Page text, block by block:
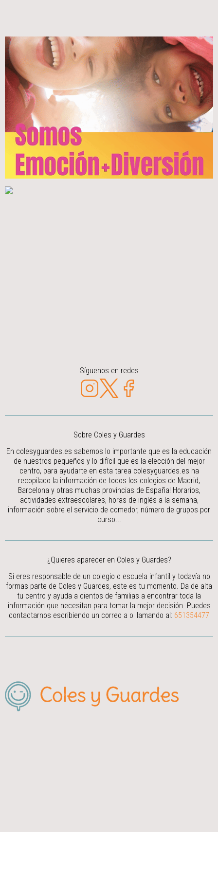
Síguenos en redes
Sobre Coles y Guardes
En colesyguardes.es sabemos lo importante que es la educación
de nuestros pequeños y lo difícil que es la elección del mejor
centro, para ayudarte en esta tarea colesyguardes.es ha
recopilado la información de todos los colegios de Madrid,
Barcelona y otras muchas provincias de España! Horarios,
actividades extraescolares, horas de inglés a la semana,
información sobre el servicio de comedor, número de grupos por
curso...
¿Quieres aparecer en Coles y Guardes?
Si eres responsable de un colegio o escuela infantil y todavía no
formas parte de Coles y Guardes, este es tu momento. Da de alta
tu centro y ayuda a cientos de familias a encontrar toda la
información que necesitan para tomar la mejor decisión. Puedes
contactarnos escribiendo un correo a o llamando al: 651354477